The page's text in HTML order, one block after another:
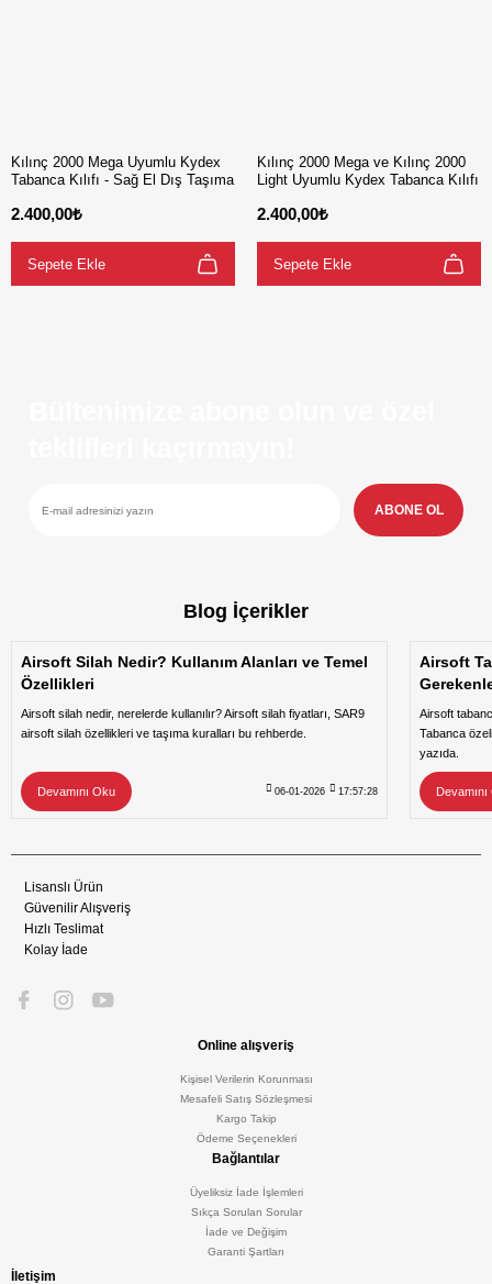
Kılınç 2000 Mega Uyumlu Kydex
Tabanca Kılıfı - Sağ El Dış Taşıma
2.400,00₺
Sepete Ekle
Kılınç 2000 Mega ve Kılınç 2000
Light Uyumlu Kydex Tabanca Kılıfı
2.400,00₺
Sepete Ekle
ABONE OL
Blog İçerikler
Airsoft Silah Nedir? Kullanım Alanları ve Temel
Özellikleri
Airsoft silah nedir, nerelerde kullanılır? Airsoft silah fiyatları, SAR9
airsoft silah özellikleri ve taşıma kuralları bu rehberde.
Devamını Oku 06-01-2026 17:57:28
Airsoft
Airsoft
Tabanca
yazıda.
Lisanslı Ürün
Güvenilir Alışveriş
Hızlı Teslimat
Kolay İade
Online alışveriş
Kişisel Verilerin Korunması
Mesafeli Satış Sözleşmesi
Kargo Takip
Ödeme Seçenekleri
Bağlantılar
Üyeliksiz İade İşlemleri
Sıkça Sorulan Sorular
İade ve Değişim
Garanti Şartları
İletişim